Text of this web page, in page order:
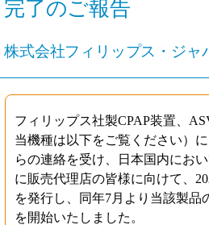
完了のご報告
株式会社フィリップス・ジャ
フィリップス社製CPAP装置、
当機種は以下をご覧ください）
らの連絡を受け、日本国内にお
に販売代理店の皆様に向けて、
を発行し、同年7月より当該製品
を開始いたしました。